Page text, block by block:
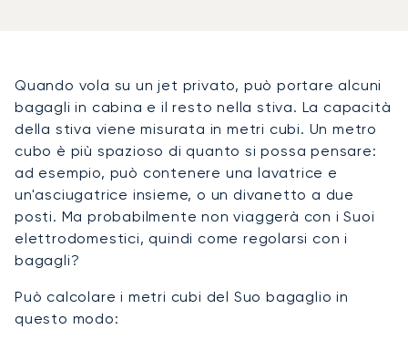
Quando vola su un jet privato, può portare alcuni
bagagli in cabina e il resto nella stiva. La capacità
della stiva viene misurata in metri cubi. Un metro
cubo è più spazioso di quanto si possa pensare:
ad esempio, può contenere una lavatrice e
un'asciugatrice insieme, o un divanetto a due
posti. Ma probabilmente non viaggerà con i Suoi
elettrodomestici, quindi come regolarsi con i
bagagli?
Può calcolare i metri cubi del Suo bagaglio in
questo modo: